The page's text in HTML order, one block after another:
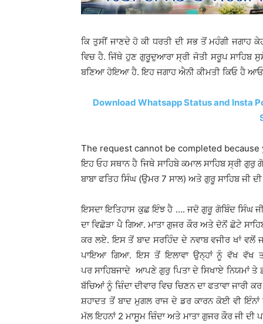
ਕਿ ਤੁਸੀਂ ਜਾਣਦੇ ਹੋ ਕੀ ਧਰਤੀ ਦੀ ਸਭ ਤੋਂ ਮਹੰਗੀ ਜਗਾਹ
ਵਿਚ ਹੈ. ਜਿੱਥੇ ਹੁਣ ਗੁਰੂਦੁਆਰਾ ਸ੍ਰੀ ਜੋਤੀ ਸਰੂਪ ਸਾਹਿਬ
ਬਣਿਆ ਹੋਇਆ ਹੈ. ਇਹ ਜਗਾਹ ਐਨੀ ਕੀਮਤੀ ਕਿਓ ਹੈ
Download Whatsapp Status and Insta
The request cannot be completed
ਇਹ ਓਹ ਸਥਾਨ ਹੈ ਜਿਥੇ ਸਾਹਿਬੇ ਕਮਾਲ ਸਾਹਿਬ ਸ੍ਰੀ ਗੁਰੁ
ਬਾਬਾ ਫਤਿਹ ਸਿੰਘ (ਉਮਰ 7 ਸਾਲ) ਅਤੇ ਗੁਰੂ ਸਾਹਿਬ ਜੀ
ਇਸਦਾ ਇਤਿਹਾਸ ਕੁਛ ਇੰਝ ਹੈ …. ਜਦੋ ਗੁਰੂ ਗੋਬਿੰਦ ਸਿੰਘ
ਦਾ ਵਿਛੋੜਾ ਪੈ ਗਿਆ. ਮਾਤਾ ਗੁਜਰ ਕੌਰ ਅਤੇ ਦੋਨੋਂ ਛੋਟੇ
ਕਰ ਲਏ. ਇਸ ਤੋਂ ਬਾਦ ਸਰਹਿੰਦ ਦੇ ਨਵਾਬ ਵਜੀਰ ਖਾਂ
ਪਾਇਆ ਗਿਆ. ਇਸ ਤੋਂ ਇਲਾਵਾ ਉਨ੍ਹਾਂ ਨੂੰ ਵੱਖ ਵੱਖ
ਪਰ ਸਾਹਿਬਜਾਦੇ ਆਪਣੇ ਗੁਰੁ ਪਿਤਾ ਦੇ ਸਿਖਾਏ ਨਿਯਮਾਂ ਤੇ
ਬੱਚਿਆਂ ਨੂੰ ਜ਼ਿੰਦਾ ਦੀਵਾਰ ਵਿਚ ਚਿਣਨ ਦਾ ਫਤਾਵਾ ਜਾਰੀ
ਸ਼ਹਾਦਤ ਤੋਂ ਬਾਦ ਮੁਗਲ ਰਾਜ ਦੇ ਡਰ ਕਾਰਨ ਕੋਈ ਵੀ
ਮੱਲ ਇਹਨਾਂ 2 ਮਾਸੂਮ ਜ਼ਿੰਦਾ ਅਤੇ ਮਾਤਾ ਗੁਜਰ ਕੌਰ ਜੀ